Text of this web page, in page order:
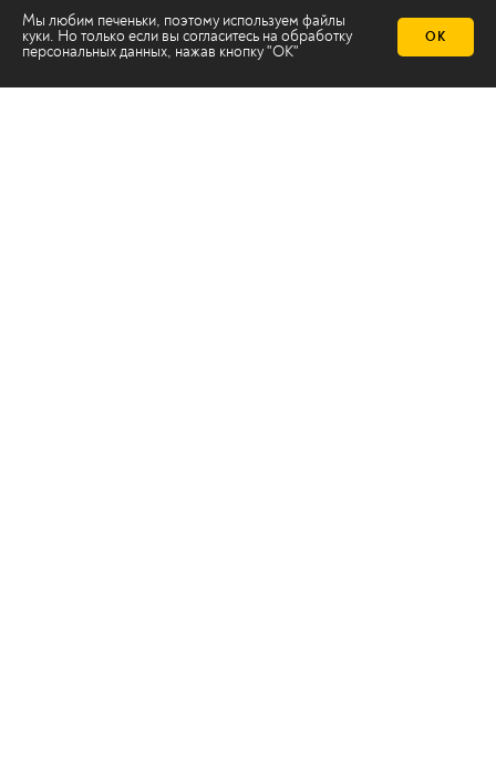
Мы любим печеньки, поэтому используем файлы
куки. Но только если вы согласитесь на обработку
персональных данных, нажав кнопку "ОК"
ОК